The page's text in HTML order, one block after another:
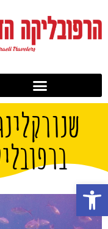
פתח סרגל נגישות